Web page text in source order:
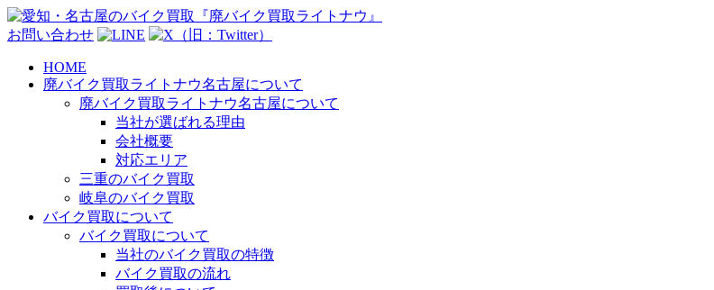
お問い合わせ
HOME
廃バイク買取ライトナウ名古屋について
廃バイク買取ライトナウ名古屋について
当社が選ばれる理由
会社概要
対応エリア
三重のバイク買取
岐阜のバイク買取
バイク買取について
バイク買取について
当社のバイク買取の特徴
バイク買取の流れ